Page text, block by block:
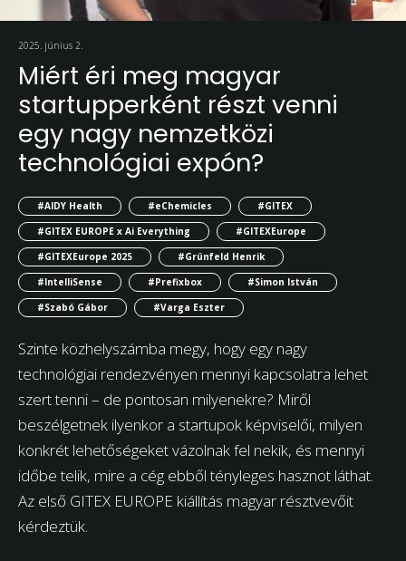
2025. június 2.
Miért éri meg magyar
startupperként részt venni
egy nagy nemzetközi
technológiai expón?
#AIDY Health #eChemicles
#GITEX
#GITEX EUROPE x Ai Everything
#GITEXEurope
#GITEXEurope 2025
#Grünfeld Henrik
#IntelliSense
#Prefixbox
#Simon István
#Szabó Gábor
#Varga Eszter
Szinte közhelyszámba megy, hogy egy nagy
technológiai rendezvényen mennyi kapcsolatra lehet
szert tenni – de pontosan milyenekre? Miről
beszélgetnek ilyenkor a startupok képviselői, milyen
konkrét lehetőségeket vázolnak fel nekik, és mennyi
időbe telik, mire a cég ebből tényleges hasznot láthat.
Az első GITEX EUROPE kiállítás magyar résztvevőit
kérdeztük.